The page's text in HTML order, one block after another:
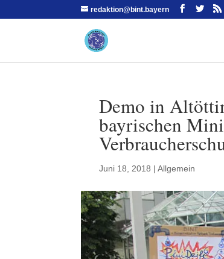
redaktion@bint.bayern
Demo in
bayrischen
Juni 18, 2018 |Allgemein